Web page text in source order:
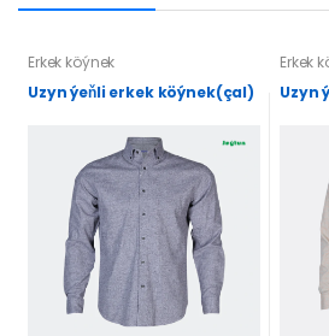
Erkek köýnek
Uzyn ýeňli erkek köýnek(çal)
Erkek
Uzyn